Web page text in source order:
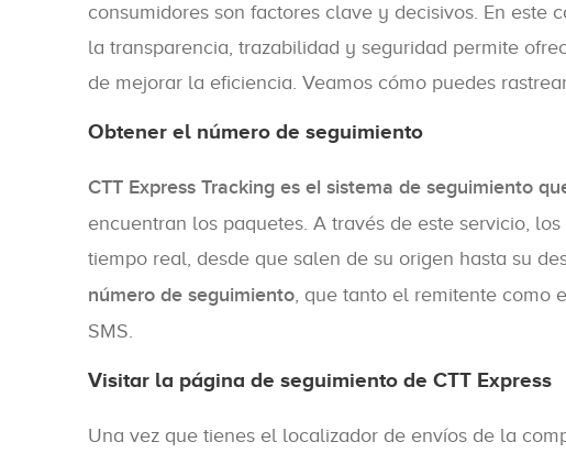
consumidores son factores clave y decisivos. En
la transparencia, trazabilidad y seguridad permite
de mejorar la eficiencia. Veamos cómo puedes
Obtener el número de seguimiento
CTT Express Tracking es el sistema de seguimiento
encuentran los paquetes. A través de este servicio,
tiempo real, desde que salen de su origen hasta su
número de seguimiento, que tanto el remitente como
SMS.
Visitar la página de seguimiento de CTT Express
Una vez que tienes el localizador de envíos de la